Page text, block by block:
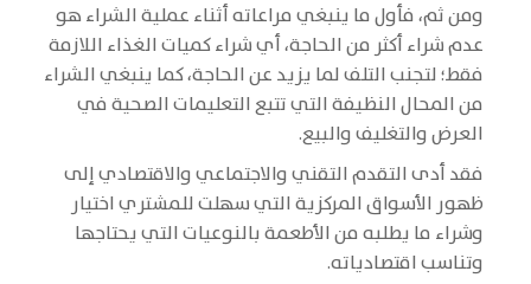
ومن ثم، فأول ما ينبغي مراعاته أثناء عملية الشراء هو
عدم شراء أكثر من الحاجة، أي شراء كميات الغذاء اللازمة
فقط؛ لتجنب التلف لما يزيد عن الحاجة، كما ينبغي الشراء
من المحال النظيفة التي تتبع التعليمات الصحية في
العرض والتغليف والبيع.
فقد أدى التقدم التقني والاجتماعي والاقتصادي إلى
ظهور الأسواق المركزية التي سهلت للمشتري اختيار
وشراء ما يطلبه من الأطعمة بالنوعيات التي يحتاجها
وتناسب اقتصادياته.